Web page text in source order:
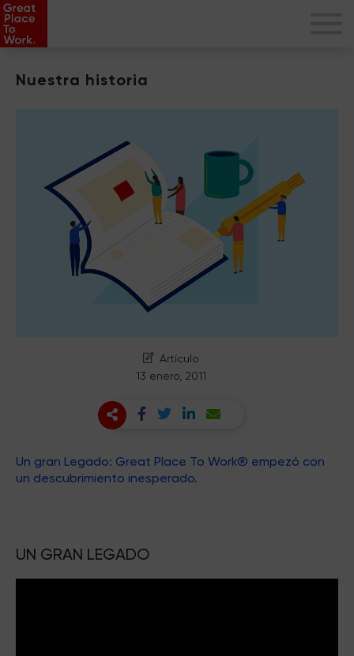
Nuestra historia
Artículo
13 enero, 2011
Un gran Legado: Great Place To Work® empezó con
un descubrimiento inesperado.
UN GRAN LEGADO